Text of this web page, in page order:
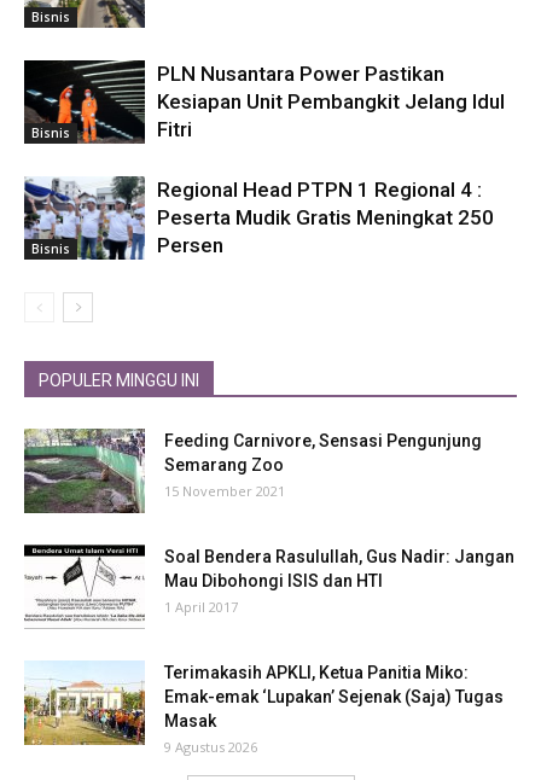
Bisnis
Bisnis
PLN Nusantara Power Pastikan
Kesiapan Unit Pembangkit Jelang Idul
Fitri
Bisnis
Regional Head PTPN 1 Regional 4 :
Peserta Mudik Gratis Meningkat 250
Persen
POPULER MINGGU INI
Feeding Carnivore, Sensasi Pengunjung
Semarang Zoo
15 November 2021
Soal Bendera Rasulullah, Gus Nadir: Jangan
Mau Dibohongi ISIS dan HTI
1 April 2017
Terimakasih APKLI, Ketua Panitia Miko:
Emak-emak ‘Lupakan’ Sejenak (Saja) Tugas
Masak
9 Agustus 2026